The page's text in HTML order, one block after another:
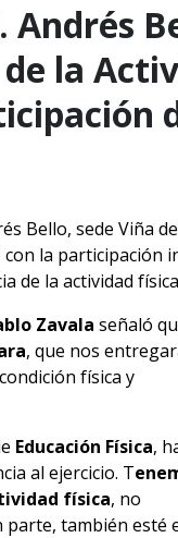
la
Bello, sede Viña
la participación
de la actividad
Zavala señaló
, que nos
física y
Educación Física,
al ejercicio. T
física, no
parte, también esté